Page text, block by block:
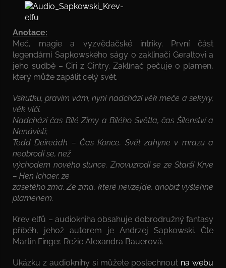
Anotace:
Meč, magie a vyzvědačské intriky. První část
legendární Sapkowského ságy o zaklínači Geraltovi a
jeho sudbě – Ciri z Cintry. Zaklínač pečuje o plamen,
který může zapálit celý svět.
Vskutku, pravím vám, nyní nadchází věk meče a sekyry,
věk vlčí.
Nadchází čas Bílé Zimy a Bílého Světla, čas Šílenství a
Nenávisti;
Tedd Deireádh – Čas Konce. Svět zahyne v mrazu a
neobrodí se, než
východem nového slunce. Znovuzrodí se ze Starší Krve
– Hen Ichaer, ze
zasetého zrna. Ze zrna, které nevzejde, anobrž vyšlehne
plamenem.
Krev elfů – audiokniha obsahuje dobrodružný fantasy
příběh, jehož autorem je Andrzej Sapkowski. Čte
Martin Finger. Režie Alexandra Bauerová.
Ukázku z audioknihy si můžete poslechnout na webu